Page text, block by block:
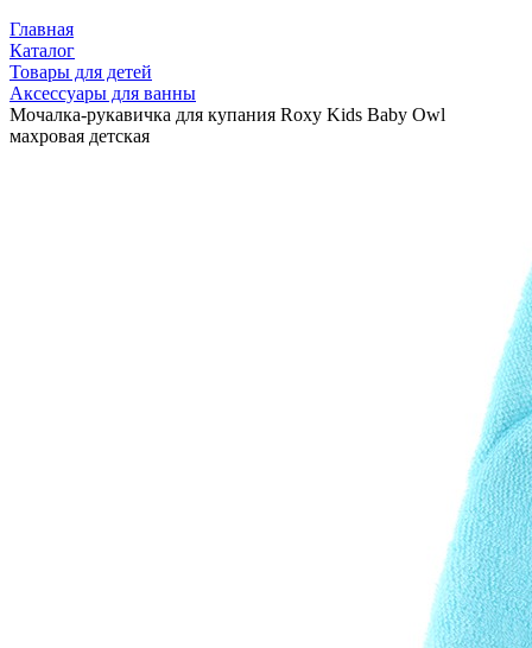
Главная
Каталог
Товары для детей
Аксессуары для ванны
Мочалка-рукавичка для купания Roxy Kids Baby Owl
махровая детская